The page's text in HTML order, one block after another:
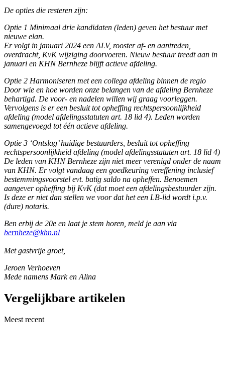
De opties die resteren zijn:
Optie 1 Minimaal drie kandidaten (leden) geven het bestuur met
nieuwe elan.
Er volgt in januari 2024 een ALV, rooster af- en aantreden,
overdracht, KvK wijziging doorvoeren. Nieuw bestuur treedt aan in
januari en KHN Bernheze blijft actieve afdeling.
Optie 2 Harmoniseren met een collega afdeling binnen de regio
Door wie en hoe worden onze belangen van de afdeling Bernheze
behartigd. De voor- en nadelen willen wij graag voorleggen.
Vervolgens is er een besluit tot opheffing rechtspersoonlijkheid
afdeling (model afdelingsstatuten art. 18 lid 4). Leden worden
samengevoegd tot één actieve afdeling.
Optie 3 ‘Ontslag’ huidige bestuurders, besluit tot opheffing
rechtspersoonlijkheid afdeling (model afdelingsstatuten art. 18 lid 4)
De leden van KHN Bernheze zijn niet meer verenigd onder de naam
van KHN. Er volgt vandaag een goedkeuring vereffening inclusief
bestemmingsvoorstel evt. batig saldo na opheffen. Benoemen
aangever opheffing bij KvK (dat moet een afdelingsbestuurder zijn.
Is deze er niet dan stellen we voor dat het een LB-lid wordt i.p.v.
(dure) notaris.
Ben erbij de 20e en laat je stem horen, meld je aan via
bernheze@khn.nl
Met gastvrije groet,
Jeroen Verhoeven
Mede namens Mark en Alina
Vergelijkbare artikelen
Meest recent